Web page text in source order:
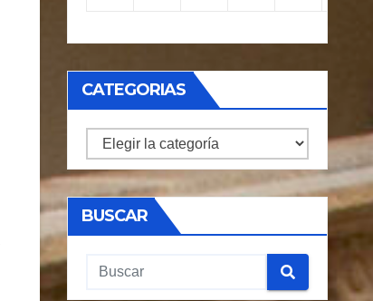
CATEGORIAS
CATEGORIAS
BUSCAR